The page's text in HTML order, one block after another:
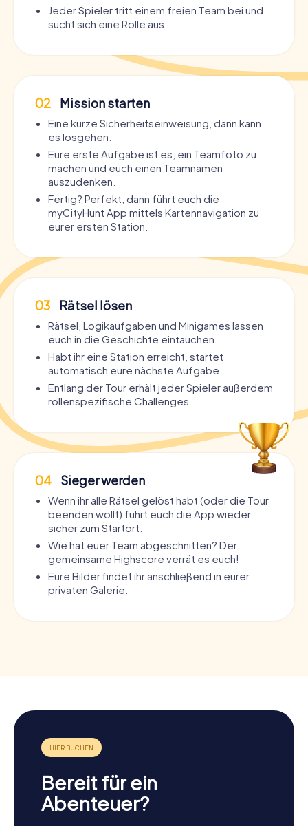
Jeder Spieler tritt einem freien Team bei und
sucht sich eine Rolle aus.
02 Mission starten
Eine kurze Sicherheitseinweisung, dann kann
es losgehen.
Eure erste Aufgabe ist es, ein Teamfoto zu
machen und euch einen Teamnamen
auszudenken.
Fertig? Perfekt, dann führt euch die
myCityHunt App mittels Kartennavigation zu
eurer ersten Station.
03 Rätsel lösen
Rätsel, Logikaufgaben und Minigames lassen
euch in die Geschichte eintauchen.
Habt ihr eine Station erreicht, startet
automatisch eure nächste Aufgabe.
Entlang der Tour erhält jeder Spieler außerdem
rollenspezifische Challenges.
04 Sieger werden
Wenn ihr alle Rätsel gelöst habt (oder die Tour
beenden wollt) führt euch die App wieder
sicher zum Startort.
Wie hat euer Team abgeschnitten? Der
gemeinsame Highscore verrät es euch!
Eure Bilder findet ihr anschließend in eurer
privaten Galerie.
Bereit für ein
Abenteuer?